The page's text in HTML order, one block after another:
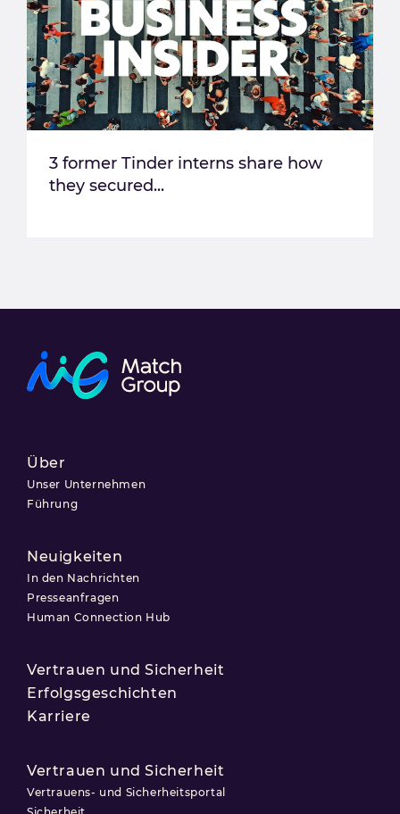
3 former Tinder interns share how
they secured...
Über
Unser Unternehmen
Führung
Neuigkeiten
In den Nachrichten
Presseanfragen
Human Connection Hub
Vertrauen und Sicherheit
Erfolgsgeschichten
Karriere
Vertrauen und Sicherheit
Vertrauens- und Sicherheitsportal